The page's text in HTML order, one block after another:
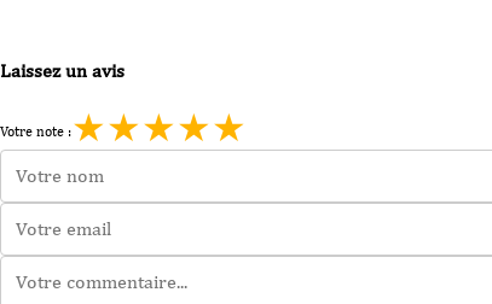
Laissez un avis
Votre note :★★★★★